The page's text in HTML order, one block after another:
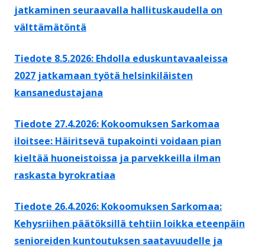
jatkaminen seuraavalla hallituskaudella on
välttämätöntä
Tiedote 8.5.2026: Ehdolla eduskuntavaaleissa
2027 jatkamaan työtä helsinkiläisten
kansanedustajana
Tiedote 27.4.2026: Kokoomuksen Sarkomaa
iloitsee: Häiritsevä tupakointi voidaan pian
kieltää huoneistoissa ja parvekkeilla ilman
raskasta byrokratiaa
Tiedote 26.4.2026: Kokoomuksen Sarkomaa:
Kehysriihen päätöksillä tehtiin loikka eteenpäin
senioreiden kuntoutuksen saatavuudelle ja